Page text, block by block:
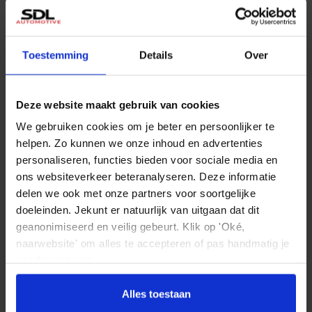
Toestemming Details Over
Deze website maakt gebruik van cookies
We gebruiken cookies om je beter en persoonlijker te
helpen. Zo kunnen we onze inhoud en advertenties
personaliseren, functies bieden voor sociale media en
ons websiteverkeer beteranalyseren. Deze informatie
delen we ook met onze partners voor soortgelijke
doeleinden. Jekunt er natuurlijk van uitgaan dat dit
geanonimiseerd en veilig gebeurt. Klik op 'Oké,
naarwebsite' om alles te accepteren of pas handmatig je
Alles toestaan
Basiskleur
Wielbasis License plate
Accessoires
Buitenspiegels elektrisch verstelbaar
Buitenspiegels in carrosseriekleur
Buitenspiegels verwarmbaar
Centrale deurvergrendeling met afstandsbediening
Aanbevolen voor jou
Wat denk je van deze bolides?